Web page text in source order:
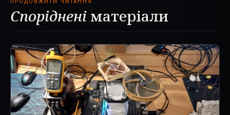
Споріднені матеріали